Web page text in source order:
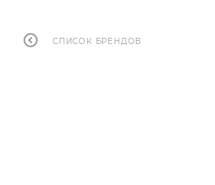
СПИСОК БРЕНДОВ